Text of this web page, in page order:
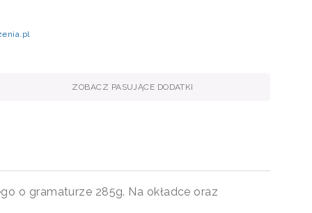
ZOBACZ PASUJĄCE DODATKI
o gramaturze 285g. Na okładce oraz